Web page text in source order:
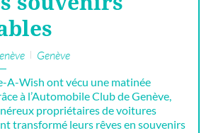
Genève
A-Wish ont vécu une matinée
à l’Automobile Club de Genève,
propriétaires de voitures
transformé leurs rêves en souvenirs